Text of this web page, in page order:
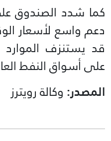
كما شدد الصندوق
دعم واسع لأسعار
قد يستنزف الموارد
على أسواق النفط
المصدر: وكالة رويترز